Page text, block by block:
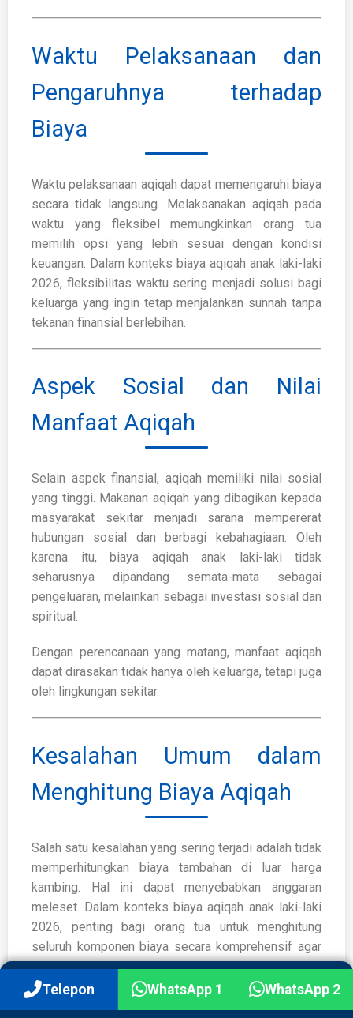
Telepon WhatsApp 1 WhatsApp 2
Waktu Pelaksanaan dan
Pengaruhnya terhadap
Biaya
Waktu pelaksanaan aqiqah dapat memengaruhi biaya
secara tidak langsung. Melaksanakan aqiqah pada
waktu yang fleksibel memungkinkan orang tua
memilih opsi yang lebih sesuai dengan kondisi
keuangan. Dalam konteks biaya aqiqah anak laki-laki
2026, fleksibilitas waktu sering menjadi solusi bagi
keluarga yang ingin tetap menjalankan sunnah tanpa
tekanan finansial berlebihan.
Aspek Sosial dan Nilai
Manfaat Aqiqah
Selain aspek finansial, aqiqah memiliki nilai sosial
yang tinggi. Makanan aqiqah yang dibagikan kepada
masyarakat sekitar menjadi sarana mempererat
hubungan sosial dan berbagi kebahagiaan. Oleh
karena itu, biaya aqiqah anak laki-laki tidak
seharusnya dipandang semata-mata sebagai
pengeluaran, melainkan sebagai investasi sosial dan
spiritual.
Dengan perencanaan yang matang, manfaat aqiqah
dapat dirasakan tidak hanya oleh keluarga, tetapi juga
oleh lingkungan sekitar.
Kesalahan Umum dalam
Menghitung Biaya Aqiqah
Salah satu kesalahan yang sering terjadi adalah tidak
memperhitungkan biaya tambahan di luar harga
kambing. Hal ini dapat menyebabkan anggaran
meleset. Dalam konteks biaya aqiqah anak laki-laki
2026, penting bagi orang tua untuk menghitung
seluruh komponen biaya secara komprehensif agar
tidak terjadi kekurangan dana di akhir proses.
Kesalahan lain adalah terlalu fokus pada harga murah